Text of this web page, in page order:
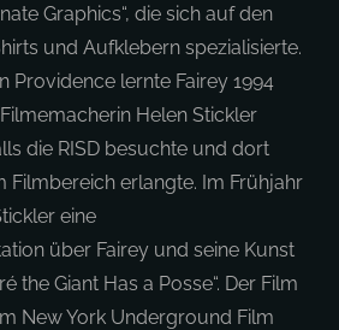
Graphics“, die sich auf den
und Aufklebern spezialisierte.
Providence lernte Fairey 1994
Helen Stickler
die RISD besuchte und dort
Filmbereich erlangte. Im Frühjahr
eine
über Fairey und seine Kunst
the Giant Has a Posse“. Der Film
New York Underground Film